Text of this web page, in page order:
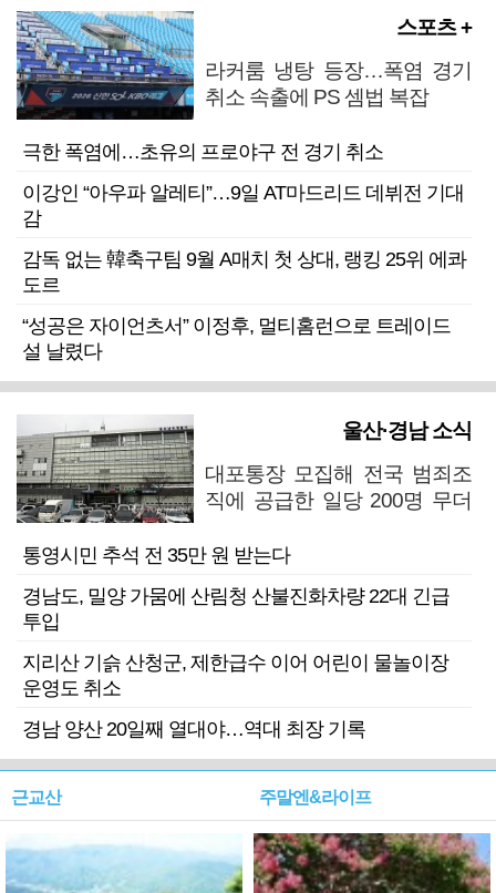
스포츠 +
라커룸 냉탕 등장…폭염 경기
취소 속출에 PS 셈법 복잡
극한 폭염에…초유의 프로야구 전 경기 취소
이강인 “아우파 알레티”…9일 AT마드리드 데뷔전 기대
감
감독 없는 韓축구팀 9월 A매치 첫 상대, 랭킹 25위 에콰
도르
“성공은 자이언츠서” 이정후, 멀티홈런으로 트레이드
설 날렸다
울산·경남 소식
대포통장 모집해 전국 범죄조
직에 공급한 일당 200명 무더
통영시민 추석 전 35만 원 받는다
경남도, 밀양 가뭄에 산림청 산불진화차량 22대 긴급
투입
지리산 기슭 산청군, 제한급수 이어 어린이 물놀이장
운영도 취소
경남 양산 20일째 열대야…역대 최장 기록
근교산 주말엔&라이프